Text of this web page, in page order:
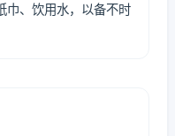
巾、饮用水，以备不时